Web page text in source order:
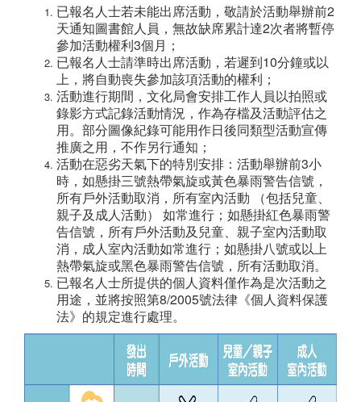
已報名人士若未能出席活動，敬請於活動舉辦前2
天通知圖書館人員，無故缺席累計達2次者將暫停
參加活動權利3個月；
已報名人士請準時出席活動，若遲到10分鐘或以
上，將自動喪失參加該項活動的權利；
活動進行期間，文化局會安排工作人員以拍照或
錄影方式記錄活動情況，作為存檔及活動評估之
用。部分圖像紀錄可能用作日後同類型活動宣傳
推廣之用，不作另行通知；
活動在惡劣天氣下的特別安排：活動舉辦前3小
時，如懸掛三號熱帶氣旋或黃色暴雨警告信號，
所有戶外活動取消，所有室內活動 （包括兒童、
親子及成人活動） 如常進行；如懸掛紅色暴雨警
告信號，所有戶外活動及兒童、親子室內活動取
消，成人室內活動如常進行；如懸掛八號或以上
熱帶氣旋或黑色暴雨警告信號，所有活動取消。
已報名人士所提供的個人資料僅作為是次活動之
用途，並將按照第8/2005號法律《個人資料保護
法》的規定進行處理。